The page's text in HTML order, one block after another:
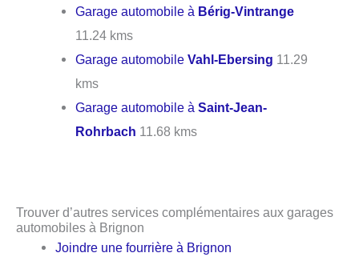
Garage automobile à Bérig-Vintrange
11.24 kms
Garage automobileVahl-Ebersing 11.29
kms
Garage automobile àSaint-Jean-
Rohrbach 11.68 kms
Trouver d’autres services complémentaires aux garages
automobiles à Brignon
Joindre une fourrière à Brignon